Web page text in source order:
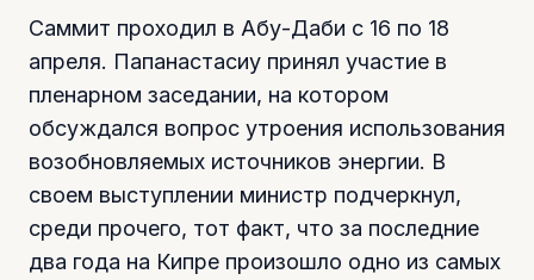
Саммит проходил в Абу-Даби с 16 по 18
апреля. Папанастасиу принял участие в
пленарном заседании, на котором
обсуждался вопрос утроения использования
возобновляемых источников энергии. В
своем выступлении министр подчеркнул,
среди прочего, тот факт, что за последние
два года на Кипре произошло одно из самых